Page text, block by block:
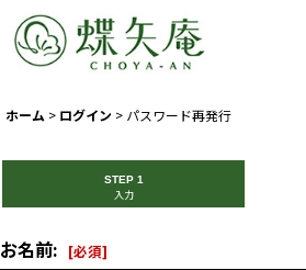
ホーム > ログイン > パスワード再発行
STEP 1
入力
お名前: [必須]